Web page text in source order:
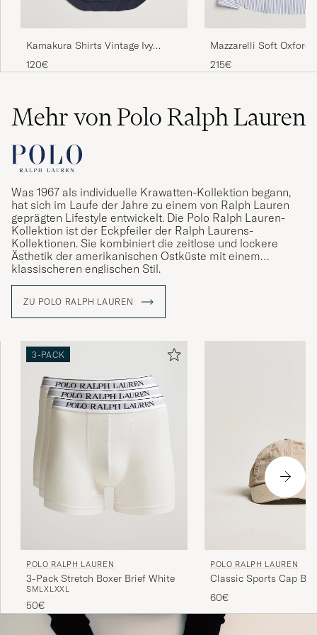
Kamakura Shirts Vintage Ivy
Oxford Button Down Shirt Navy
120€
Mazzarelli Soft Oxford
Down Shirt Blue Stripe
215€
Mehr von Polo Ralph Lauren
Was 1967 als individuelle Krawatten-Kollektion begann,
hat sich im Laufe der Jahre zu einem von Ralph Lauren
geprägten Lifestyle entwickelt. Die Polo Ralph Lauren-
Kollektion ist der Eckpfeiler der Ralph Laurens-
Kollektionen. Sie kombiniert die zeitlose und lockere
Ästhetik der amerikanischen Ostküste mit einem
klassischeren englischen Stil.
ZU POLO RALPH LAUREN
3-PACK
POLO RALPH LAUREN
3-Pack Stretch Boxer Brief White
SMLXLXXL
50€
POLO RALPH LAUREN
Classic Sports Cap
60€